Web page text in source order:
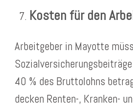
Kosten für den
Arbeitgeber in Mayotte
40 % des Bruttolohns
decken Renten-, Kranken-